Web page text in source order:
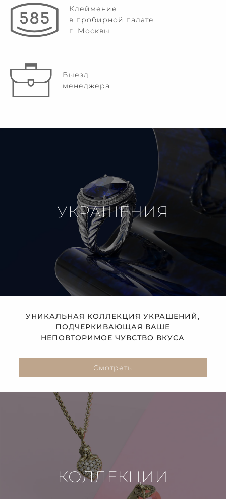
Клеймение
в пробирной палате
г. Москвы
Выезд
менеджера
УКРАШЕНИЯ
УНИКАЛЬНАЯ КОЛЛЕКЦИЯ УКРАШЕНИЙ,
ПОДЧЕРКИВАЮЩАЯ ВАШЕ
НЕПОВТОРИМОЕ ЧУВСТВО ВКУСА
Смотреть
КОЛЛЕКЦИИ